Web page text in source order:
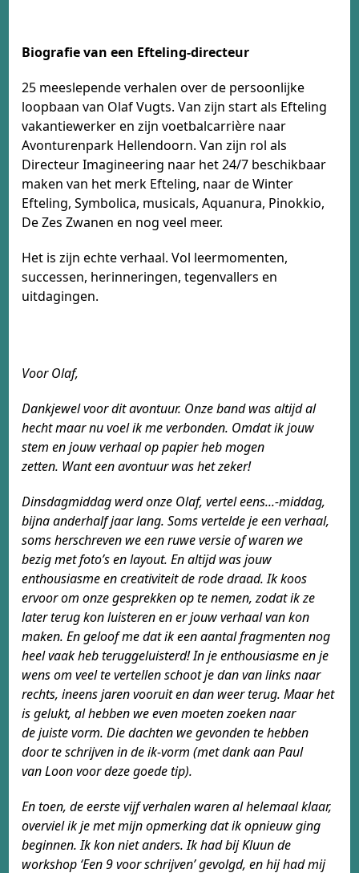
Biografie van een Efteling-directeur
25 meeslepende verhalen over de persoonlijke
loopbaan van Olaf Vugts. Van zijn start als Efteling
vakantiewerker en zijn voetbalcarrière naar
Avonturenpark Hellendoorn. Van zijn rol als
Directeur Imagineering naar het 24/7 beschikbaar
maken van het merk Efteling, naar de Winter
Efteling, Symbolica, musicals, Aquanura, Pinokkio,
De Zes Zwanen en nog veel meer.
Het is zijn echte verhaal. Vol leermomenten,
successen, herinneringen, tegenvallers en
uitdagingen.
Voor Olaf,
Dankjewel voor dit avontuur. Onze band wasaltijd al
hecht maar nu voel ik me verbonden. Omdat ik jouw
stem en jouw verhaal op papierheb mogen
zetten. Want een avontuur was het zeker!
Dinsdagmiddag werd onze Olaf, vertel eens...-middag,
bijna anderhalfjaar lang. Soms vertelde je een verhaal,
somsherschreven we een ruwe versie of waren we
bezigmet foto’s en layout. En altijd was jouw
enthousiasmeen creativiteit de rode draad. Ik koos
ervoor om onzegesprekken op te nemen, zodat ik ze
later terug konluisteren en er jouw verhaal van kon
maken. En geloofme dat ik een aantal fragmenten nog
heel vaak hebteruggeluisterd! In je enthousiasme en je
wens omveel te vertellen schoot je dan van links naar
rechts,ineens jaren vooruit en dan weer terug. Maar het
isgelukt, al hebben we even moeten zoeken naar
dejuiste vorm. Die dachten we gevonden te hebben
doorte schrijven in de ik-vorm (met dank aan Paul
vanLoon voor deze goede tip).
En toen, de eerste vijf verhalen waren al helemaalklaar,
overviel ik je met mijn opmerking dat ikopnieuw ging
beginnen. Ik kon niet anders. Ik had bijKluun de
workshop ‘Een 9 voor schrijven’ gevolgd, enhij had mij